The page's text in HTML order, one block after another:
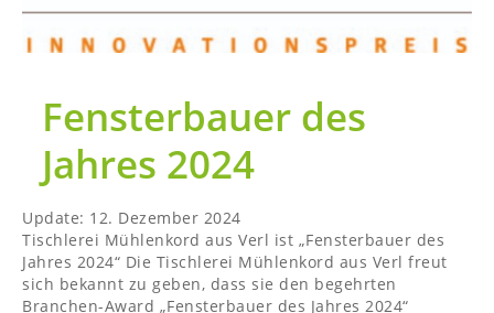
Fensterbauer des
Jahres 2024
Update: 12. Dezember 2024
Tischlerei Mühlenkord aus Verl ist „Fensterbauer des
Jahres 2024“ Die Tischlerei Mühlenkord aus Verl freut
sich bekannt zu geben, dass sie den begehrten
Branchen-Award „Fensterbauer des Jahres 2024“